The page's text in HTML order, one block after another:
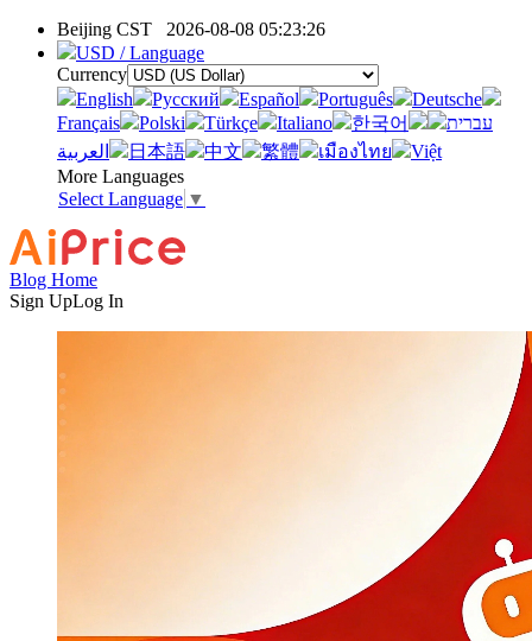
Beijing CST 2026-08-08 05:23:26
USD / Language
Currency
English
Pусский Español Português
Deutsche
Français
Polski Türkçe Italiano 한국어
עברית
العربية
日本語 中文 繁體 เมืองไทย
Việt
More Languages
Select Language ▼
Blog Home
Sign UpLog In